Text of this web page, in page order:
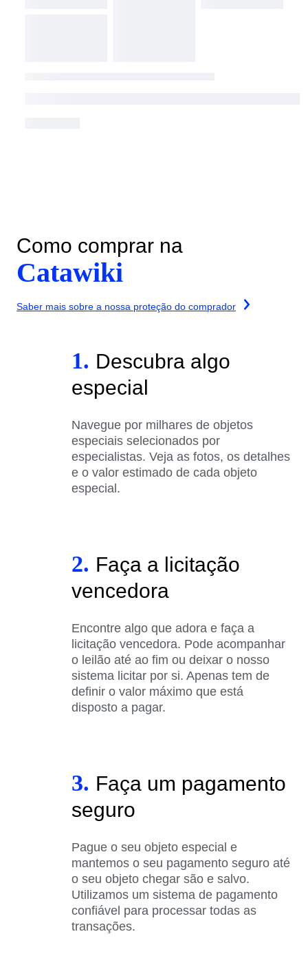
Como comprar na
Catawiki
Saber mais sobre a nossa proteção do comprador
1. Descubra algo
especial
Navegue por milhares de objetos
especiais selecionados por
especialistas. Veja as fotos, os detalhes
e o valor estimado de cada objeto
especial.
2. Faça a licitação
vencedora
Encontre algo que adora e faça a
licitação vencedora. Pode acompanhar
o leilão até ao fim ou deixar o nosso
sistema licitar por si. Apenas tem de
definir o valor máximo que está
disposto a pagar.
3. Faça um pagamento
seguro
Pague o seu objeto especial e
mantemos o seu pagamento seguro até
o seu objeto chegar são e salvo.
Utilizamos um sistema de pagamento
confiável para processar todas as
transações.